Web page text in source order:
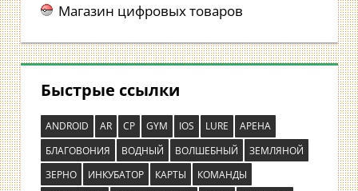
Магазин цифровых товаров
Быстрые ссылки
ANDROID AR CP GYM IOS LURE
АРЕНА
БЛАГОВОНИЯ
ВОДНЫЙ ВОЛШЕБНЫЙ
ЗЕМЛЯНОЙ
ЗЕРНО
ИНКУБАТОР КАРТЫ
КОМАНДЫ